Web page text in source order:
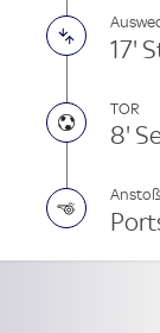
17'
TOR
8'
Anstoß